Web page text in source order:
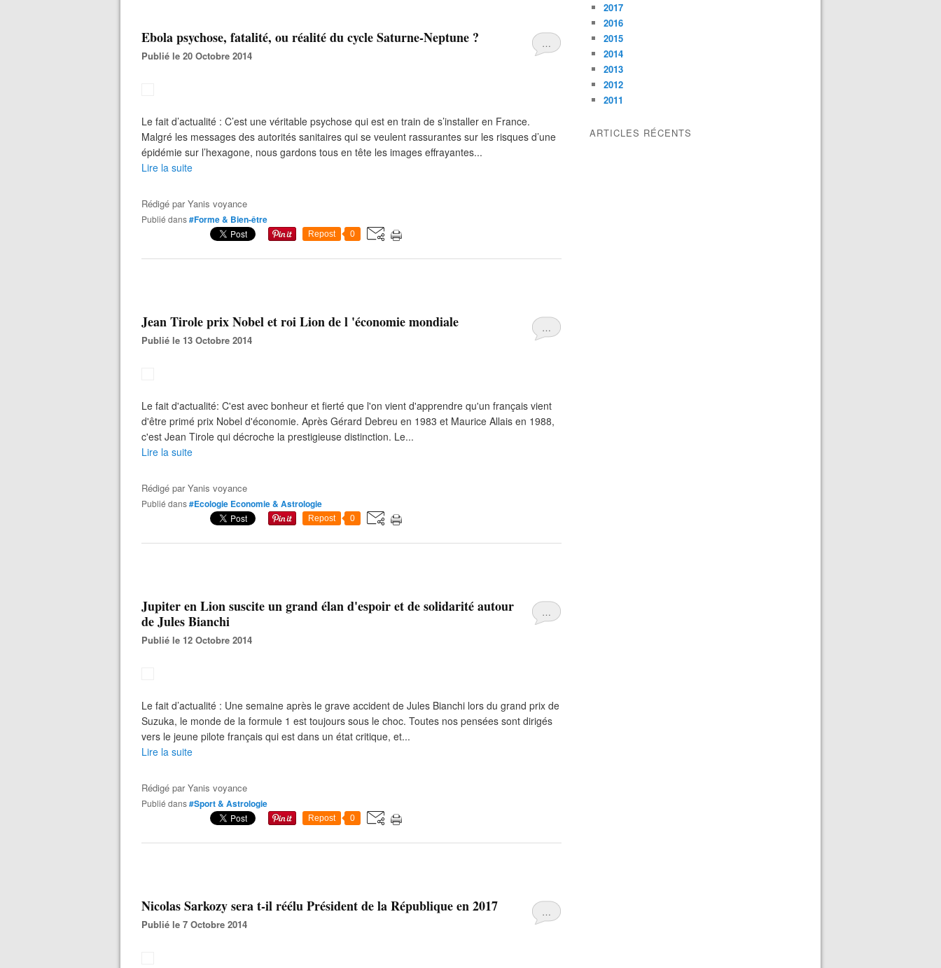
…
Ebola psychose, fatalité, ou réalité du cycle Saturne-Neptune ?
Publié le 20 Octobre 2014
Le fait d’actualité : C’est une véritable psychose qui est en train de s’installer en France.
Malgré les messages des autorités sanitaires qui se veulent rassurantes sur les risques d’une
épidémie sur l’hexagone, nous gardons tous en tête les images effrayantes...
Lire la suite
Rédigé parYanis voyance
Publié dans#Forme & Bien-être
Repost 0
…
Jean Tirole prix Nobel et roi Lion de l 'économie mondiale
Publié le 13 Octobre 2014
Le fait d'actualité: C'est avec bonheur et fierté que l'on vient d'apprendre qu'un français vient
d'être primé prix Nobel d'économie. Après Gérard Debreu en 1983 et Maurice Allais en 1988,
c'est Jean Tirole qui décroche la prestigieuse distinction. Le...
Lire la suite
Rédigé parYanis voyance
Publié dans#Ecologie Economie & Astrologie
Repost 0
…
Jupiter en Lion suscite un grand élan d'espoir et de solidarité autour
de Jules Bianchi
Publié le 12 Octobre 2014
Le fait d’actualité : Une semaine après le grave accident de Jules Bianchi lors du grand prix de
Suzuka, le monde de la formule 1 est toujours sous le choc. Toutes nos pensées sont dirigés
vers le jeune pilote français qui est dans un état critique, et...
Lire la suite
Rédigé parYanis voyance
Publié dans#Sport & Astrologie
Repost 0
…
Nicolas Sarkozy sera t-il réélu Président de la République en 2017
Publié le 7 Octobre 2014
2017
2016
2015
2014
2013
2012
2011
ARTICLES RÉCENTS